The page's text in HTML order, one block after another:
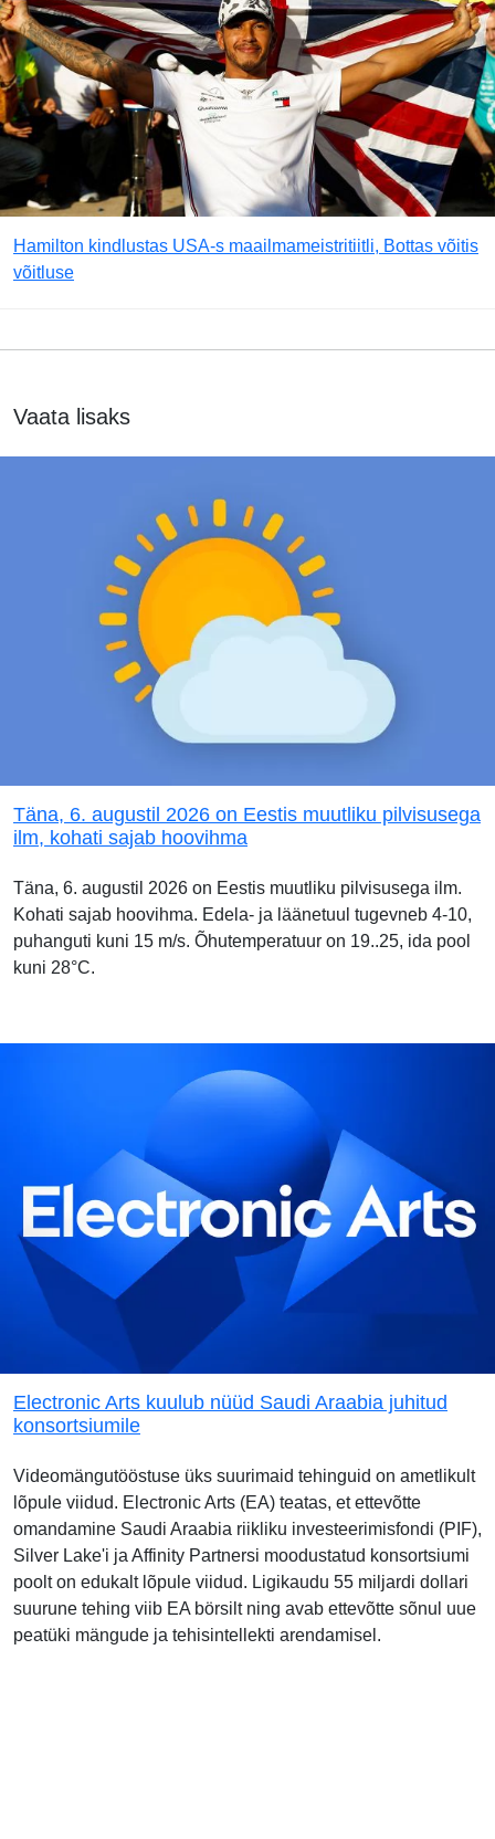
Hamilton kindlustas USA-s maailmameistritiitli, Bottas võitis
võitluse
Vaata lisaks
Täna, 6. augustil 2026 on Eestis muutliku pilvisusega
ilm, kohati sajab hoovihma
Täna, 6. augustil 2026 on Eestis muutliku pilvisusega ilm.
Kohati sajab hoovihma. Edela- ja läänetuul tugevneb 4-10,
puhanguti kuni 15 m/s. Õhutemperatuur on 19..25, ida pool
kuni 28°C.
Electronic Arts kuulub nüüd Saudi Araabia juhitud
konsortsiumile
Videomängutööstuse üks suurimaid tehinguid on ametlikult
lõpule viidud. Electronic Arts (EA) teatas, et ettevõtte
omandamine Saudi Araabia riikliku investeerimisfondi (PIF),
Silver Lake'i ja Affinity Partnersi moodustatud konsortsiumi
poolt on edukalt lõpule viidud. Ligikaudu 55 miljardi dollari
suurune tehing viib EA börsilt ning avab ettevõtte sõnul uue
peatüki mängude ja tehisintellekti arendamisel.